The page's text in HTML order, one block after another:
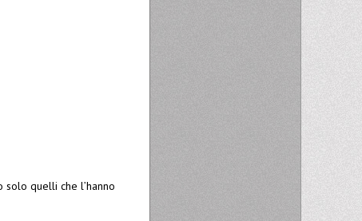
solo quelli che l’hanno